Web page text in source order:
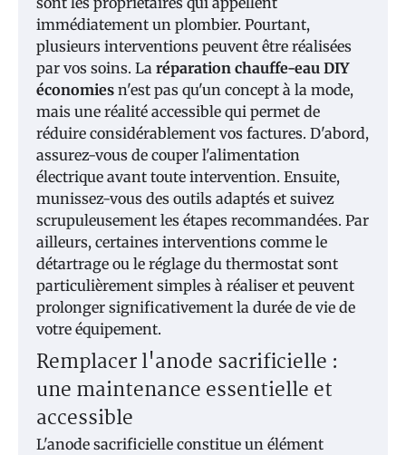
immédiatement un plombier. Pourtant,
plusieurs interventions peuvent être réalisées
par vos soins. La réparation chauffe-eau DIY
économies n'est pas qu'un concept à la mode,
mais une réalité accessible qui permet de
réduire considérablement vos factures. D'abord,
assurez-vous de couper l'alimentation
électrique avant toute intervention. Ensuite,
munissez-vous des outils adaptés et suivez
scrupuleusement les étapes recommandées. Par
ailleurs, certaines interventions comme le
détartrage ou le réglage du thermostat sont
particulièrement simples à réaliser et peuvent
prolonger significativement la durée de vie de
votre équipement.
Remplacer l'anode sacrificielle :
une maintenance essentielle et
accessible
L'anode sacrificielle constitue un élément